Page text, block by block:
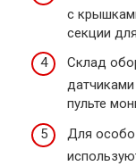
с
секции
Склад
пульте
Для особо